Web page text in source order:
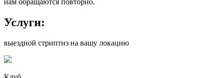
нам обращаются повторно.
Услуги:
выездной стриптиз на вашу локацию